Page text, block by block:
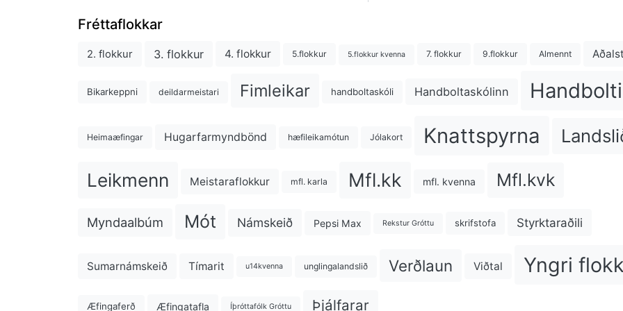
Fréttaflokkar
2. flokkur 3. flokkur 4. flokkur 5.flokkur 5.flokkur kvenna 7. flokkur 9.flokkur Almennt
Bikarkeppni deildarmeistari Fimleikar handboltaskóli Handboltaskólinn Handbolti
Heimaæfingar Hugarfarmyndbönd hæfileikamótun Jólakort Knattspyrna
Leikmenn Meistaraflokkur mfl. karla Mfl.kk mfl. kvenna Mfl.kvk
Myndaalbúm Mót Námskeið Pepsi Max Rekstur Gróttu skrifstofa Styrktaraðili
Sumarnámskeið Tímarit u14kvenna unglingalandslið Verðlaun Viðtal Yngri
Æfingaferð Æfingatafla Íþróttafólk Gróttu Þjálfarar